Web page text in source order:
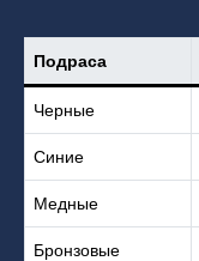
Подраса
Черные
Синие
Медные
Бронзовые